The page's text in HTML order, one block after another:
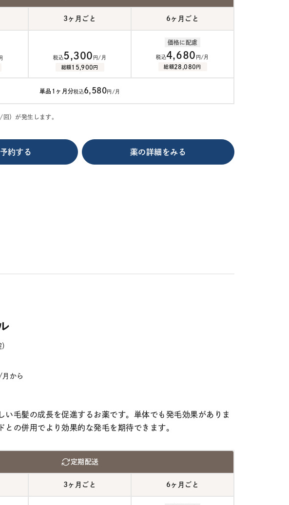
3ヶ月ごと 6ヶ月ごと
税込5,300 円/月
総額 15,900 円
価格に配慮
税込4,680 円/月
総額 28,080 円
単品1ヶ月分税込6,580円/月
）が発生します。
約する 薬の詳細をみる
月から
い毛髪の成長を促進するお薬です。単体でも発毛効果がありま
との併用でより効果的な発毛を期待できます。
定期配送
3ヶ月ごと 6ヶ月ごと